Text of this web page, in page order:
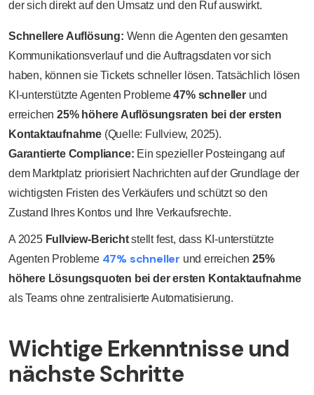
der sich direkt auf den Umsatz und den Ruf auswirkt.
Schnellere Auflösung: Wenn die Agenten den gesamten
Kommunikationsverlauf und die Auftragsdaten vor sich
haben, können sie Tickets schneller lösen. Tatsächlich lösen
KI-unterstützte Agenten Probleme47% schnellerund
erreichen 25% höhere Auflösungsraten bei der ersten
Kontaktaufnahme (Quelle: Fullview, 2025).
Garantierte Compliance: Ein spezieller Posteingang auf
dem Marktplatz priorisiert Nachrichten auf der Grundlage der
wichtigsten Fristen des Verkäufers und schützt so den
Zustand Ihres Kontos und Ihre Verkaufsrechte.
A 2025 Fullview-Berichtstellt fest, dass KI-unterstützte
Agenten Probleme 47% schneller und erreichen25%
höhere Lösungsquoten bei der ersten Kontaktaufnahme
als Teams ohne zentralisierte Automatisierung.
Wichtige Erkenntnisse und
nächste Schritte